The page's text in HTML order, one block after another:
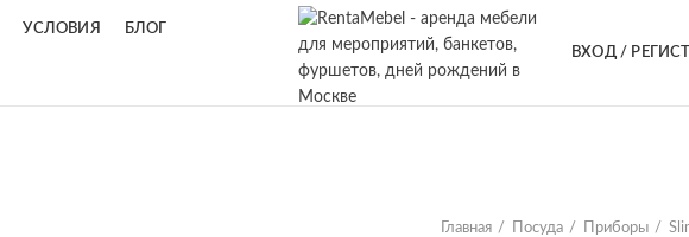
УСЛОВИЯ БЛОГ
ВХОД /
Главная
Посуда Приборы